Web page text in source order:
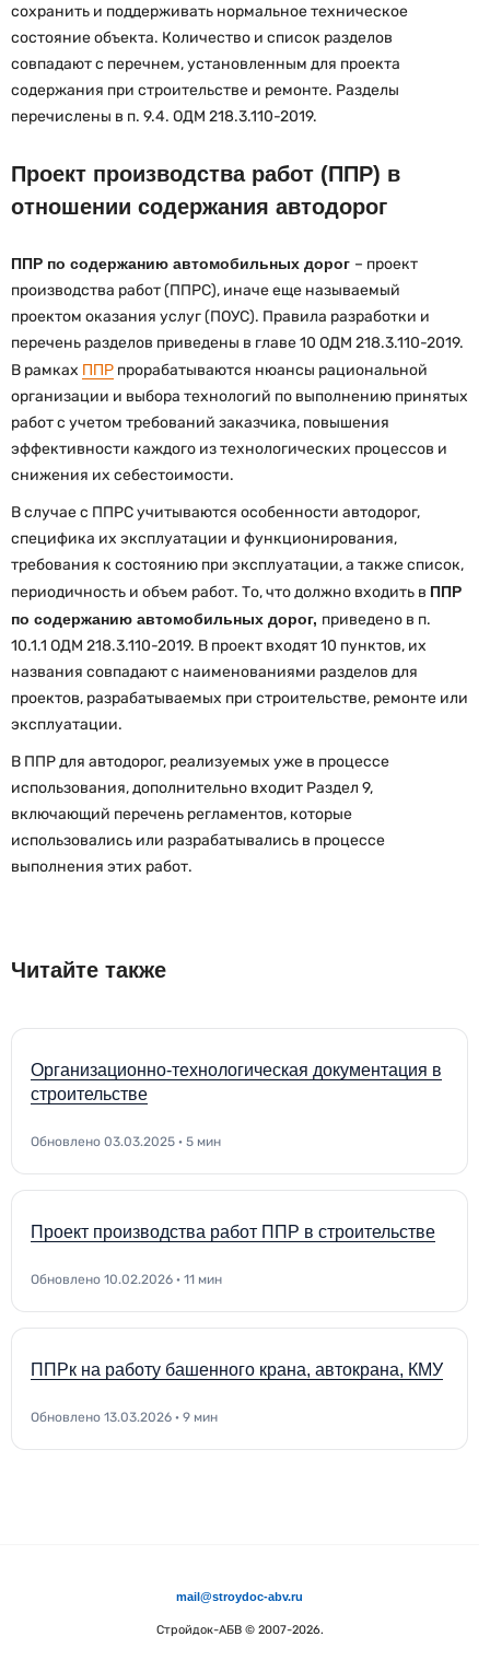
сохранить и поддерживать нормальное техническое
состояние объекта. Количество и список разделов
совпадают с перечнем, установленным для проекта
содержания при строительстве и ремонте. Разделы
перечислены в п. 9.4. ОДМ 218.3.110-2019.
Проект производства работ (ППР) в
отношении содержания автодорог
ППР по содержанию автомобильных дорог – проект
производства работ (ППРС), иначе еще называемый
проектом оказания услуг (ПОУС). Правила разработки и
перечень разделов приведены в главе 10 ОДМ 218.3.110-2019.
В рамках ППР прорабатываются нюансы рациональной
организации и выбора технологий по выполнению принятых
работ с учетом требований заказчика, повышения
эффективности каждого из технологических процессов и
снижения их себестоимости.
В случае с ППРС учитываются особенности автодорог,
специфика их эксплуатации и функционирования,
требования к состоянию при эксплуатации, а также список,
периодичность и объем работ. То, что должно входить в ППР
по содержанию автомобильных дорог, приведено в п.
10.1.1 ОДМ 218.3.110-2019. В проект входят 10 пунктов, их
названия совпадают с наименованиями разделов для
проектов, разрабатываемых при строительстве, ремонте или
эксплуатации.
В ППР для автодорог, реализуемых уже в процессе
использования, дополнительно входит Раздел 9,
включающий перечень регламентов, которые
использовались или разрабатывались в процессе
выполнения этих работ.
Читайте также
Организационно-технологическая документация в
строительстве
Обновлено 03.03.2025 · 5 мин
Проект производства работ ППР в строительстве
Обновлено 10.02.2026 · 11 мин
ППРк на работу башенного крана, автокрана, КМУ
Обновлено 13.03.2026 · 9 мин
mail@stroydoc-abv.ru
Стройдок-АБВ© 2007-2026.